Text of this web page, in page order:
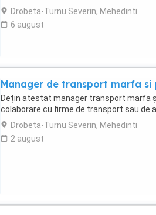
Menținerea legăturii telefonice și ...
Drobeta-Turnu Severin, Mehedinti
6 august
Manager de transport marfa si
Dețin atestat manager transport marfa
colaborare cu firme de transport sau de
Drobeta-Turnu Severin, Mehedinti
2 august